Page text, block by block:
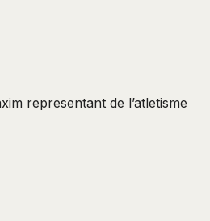
representant de l’atletisme